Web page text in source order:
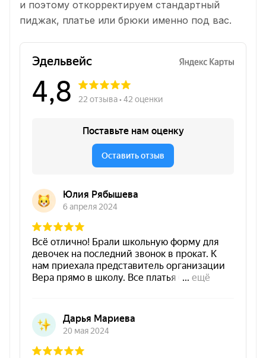
и поэтому откорректируем стандартный
пиджак, платье или брюки именно под вас.